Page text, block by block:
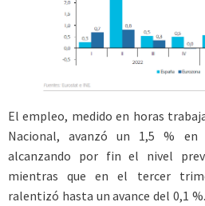
El empleo, medido en horas
Nacional, avanzó un 1,5 %
alcanzando por fin el nivel
mientras que en el tercer
ralentizó hasta un avance del 0,1